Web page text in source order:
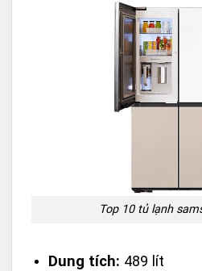
Top 10 tủ lạnh
Dung tích: 489 lít